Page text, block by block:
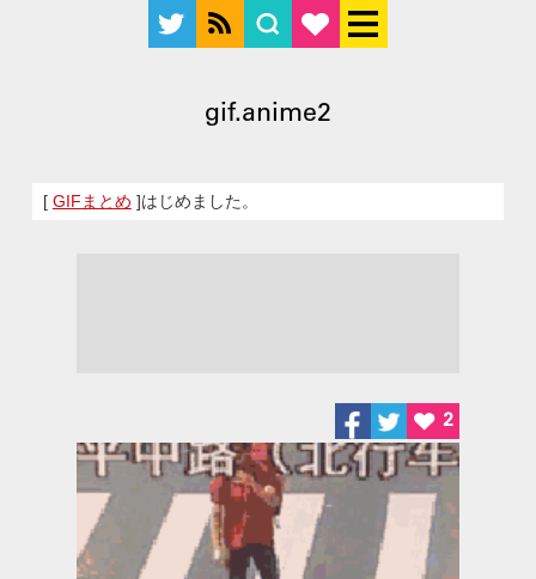
gif.anime2
[ GIFまとめ ]はじめました。
2